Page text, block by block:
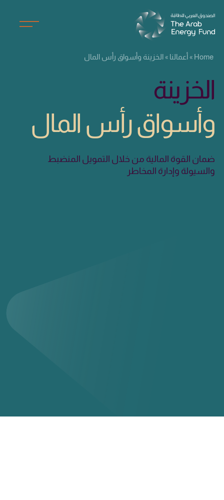
الخزينة
وأسواق رأس المال
ضمان القوة المالية من خلال التمويل المنضبط
والسيولة وإدارة المخاطر
Home
» أعمالنا » الخزينة وأسواق رأس المال